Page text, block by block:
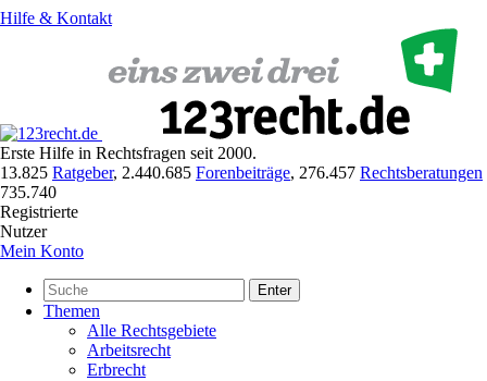
Hilfe & Kontakt
Erste Hilfe in Rechtsfragen seit 2000.
13.825 Ratgeber, 2.440.685 Forenbeiträge, 276.457 Rechtsberatungen
735.740
Registrierte
Nutzer
Mein Konto
Enter
Themen
Alle Rechtsgebiete
Arbeitsrecht
Erbrecht